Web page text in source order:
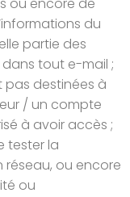
ou encore de
du
partie des
tout e-mail ;
destinées à
/ un compte
à avoir accès ;
tester la
réseau, ou encore
ou